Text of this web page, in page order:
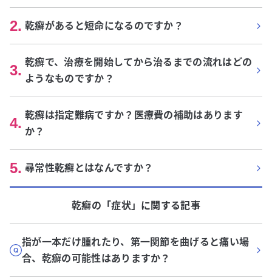
2. 乾癬があると短命になるのですか？
3. 乾癬で、治療を開始してから治るまでの流れはどの
ようなものですか？
4. 乾癬は指定難病ですか？医療費の補助はあります
か？
5. 尋常性乾癬とはなんですか？
乾癬の「症状」に関する記事
指が一本だけ腫れたり、第一関節を曲げると痛い場
合、乾癬の可能性はありますか？